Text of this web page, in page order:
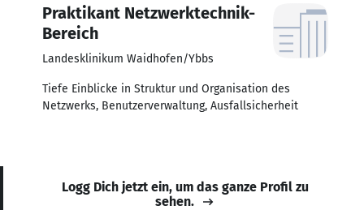
Praktikant Netzwerktechnik-
Bereich
Landesklinikum Waidhofen/Ybbs
Tiefe Einblicke in Struktur und Organisation des
Netzwerks, Benutzerverwaltung, Ausfallsicherheit
Logg Dich jetzt ein, um das ganze Profil zu
sehen.